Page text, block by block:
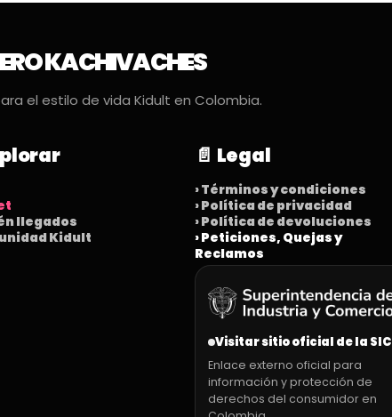
KACHIVACHES
el estilo de vida Kidult en Colombia.
llegados
Kidult
📄 Legal
› Términos y condiciones
› Política de privacidad
› Política de devoluciones
› Peticiones, Quejas y
Reclamos
Visitar sitio oficial de la SIC
Enlace externo oficial para
información y protección de
derechos del consumidor en